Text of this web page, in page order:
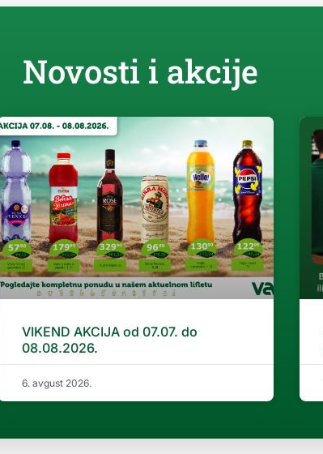
Novosti i akcije
VIKEND AKCIJA od 07.07. do
08.08.2026.
6. avgust 2026.